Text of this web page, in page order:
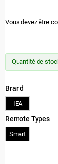
Vous devez être
Quantité de
Brand
IEA
Remote Types
Smart